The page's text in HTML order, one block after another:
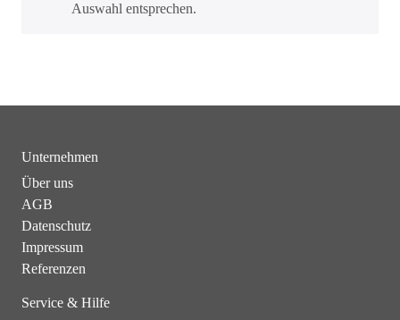
Auswahl entsprechen.
Unternehmen
Über uns
AGB
Datenschutz
Impressum
Referenzen
Service & Hilfe